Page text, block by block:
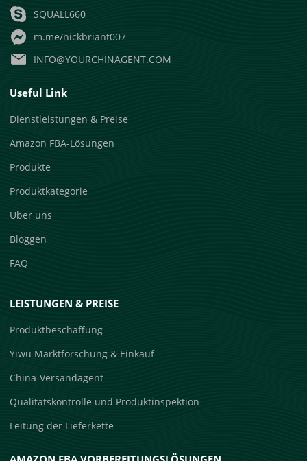
SQUALL660
m.me/nickbriant007
INFO@YOURCHINAGENT.COM
Useful Link
Dienstleistungen & Preise
Amazon FBA-Lösungen
Produkte
Produktkategorie
Über uns
Bloggen
FAQ
LEISTUNGEN & PREISE
Produktbeschaffung
Yiwu Marktforschung & Einkauf
China-Versandagent
Qualitätskontrolle und Produktinspektion
Leitung der Lieferkette